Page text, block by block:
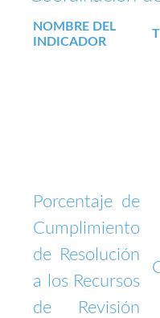
NOMBRE DEL
INDICADOR
Porcentaje de
Cumplimiento
de Resolución
a los Recursos
de Revisión